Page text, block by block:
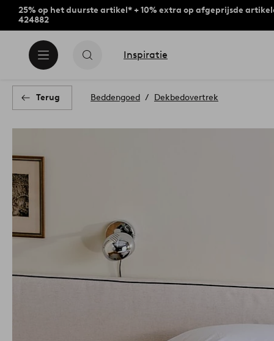
25% op het duurste artikel* + 10% extra op afgeprijsde
424882
Inspiratie
Terug Beddengoed Dekbedovertrek